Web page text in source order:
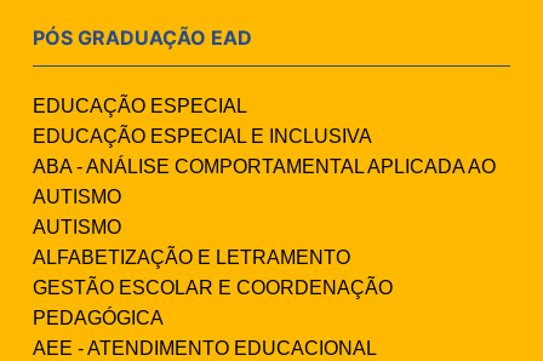
PÓS GRADUAÇÃO EAD
EDUCAÇÃO ESPECIAL
EDUCAÇÃO ESPECIAL E INCLUSIVA
ABA - ANÁLISE COMPORTAMENTAL APLICADA AO
AUTISMO
AUTISMO
ALFABETIZAÇÃO E LETRAMENTO
GESTÃO ESCOLAR E COORDENAÇÃO
PEDAGÓGICA
AEE - ATENDIMENTO EDUCACIONAL